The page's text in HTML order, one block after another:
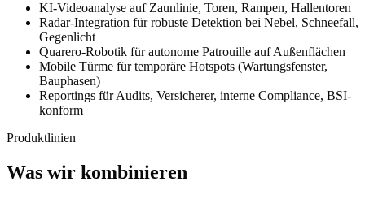
KI-Videoanalyse auf Zaunlinie, Toren, Rampen, Hallentoren
Radar-Integration für robuste Detektion bei Nebel, Schneefall,
Gegenlicht
Quarero-Robotik für autonome Patrouille auf Außenflächen
Mobile Türme für temporäre Hotspots (Wartungsfenster,
Bauphasen)
Reportings für Audits, Versicherer, interne Compliance, BSI-
konform
Produktlinien
Was wir kombinieren